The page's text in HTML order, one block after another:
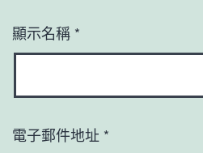
顯示名稱 *
電子郵件地址 *